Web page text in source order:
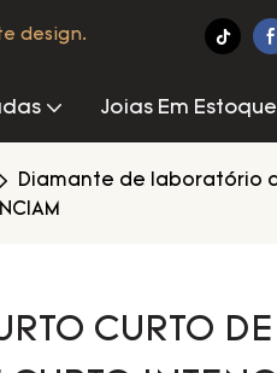
design.
Joias Em Estoque
Diamante de laboratório
CURTO